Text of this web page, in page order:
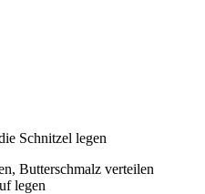
Schnitzel legen
Butterschmalz verteilen
legen